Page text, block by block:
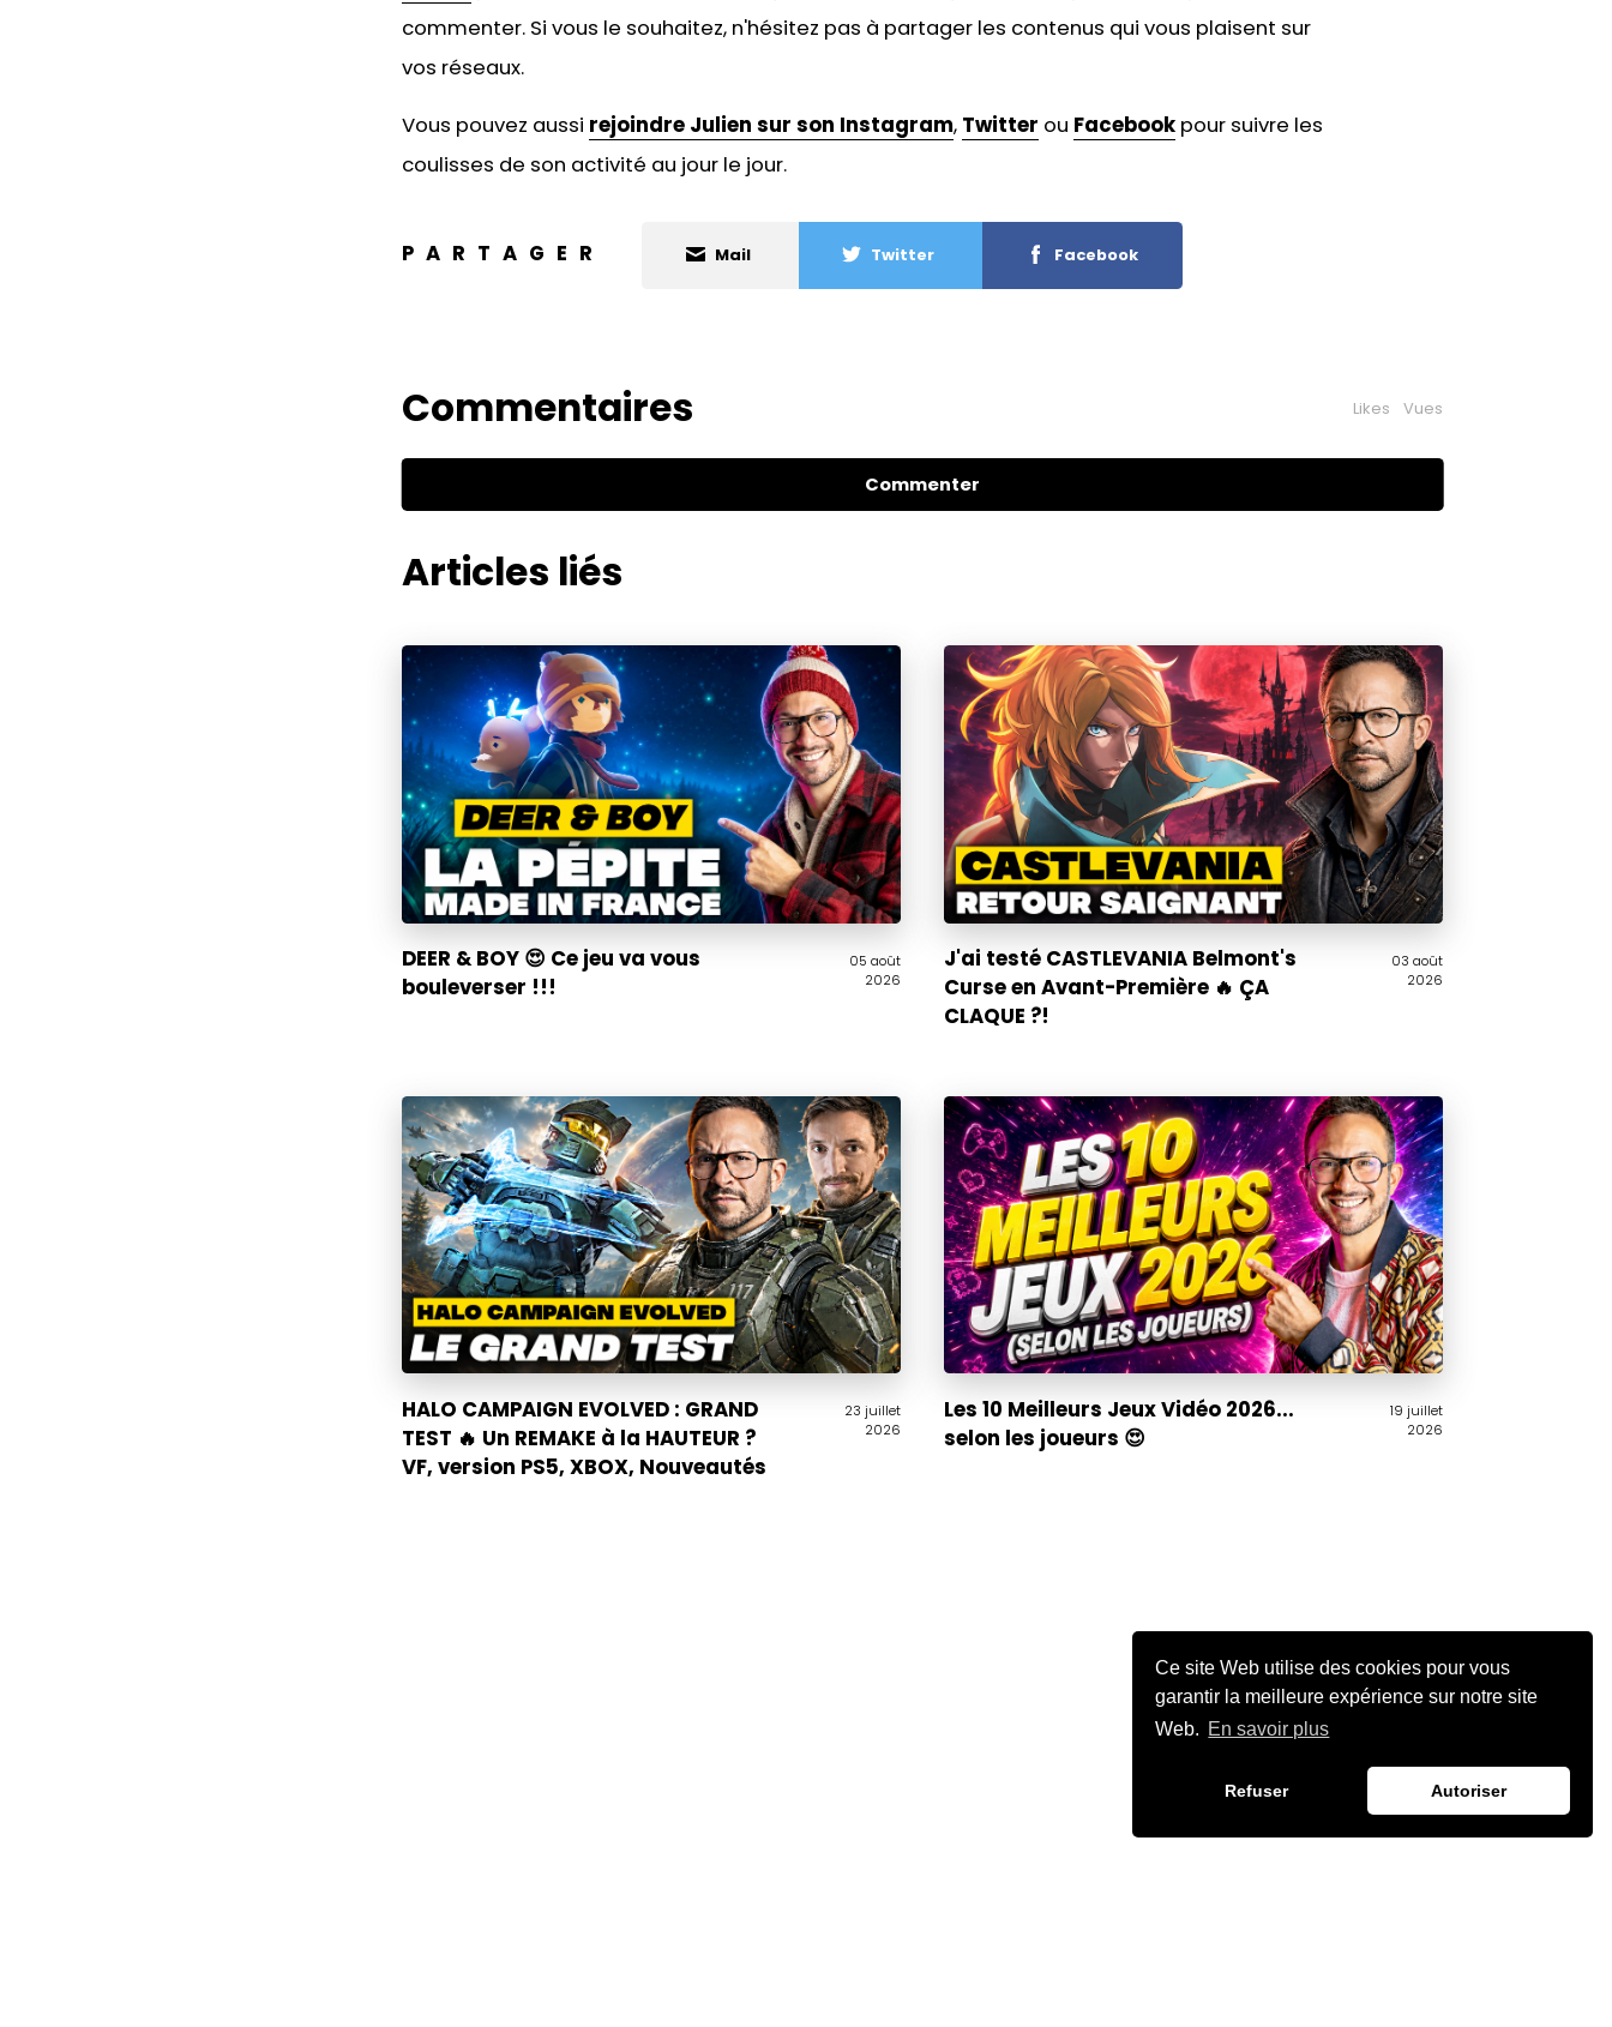
Ce site Web utilise des cookies pour vous
garantir la meilleure expérience sur notre site
Web. En savoir plus
Refuser Autoriser
commenter. Si vous le souhaitez, n'hésitez pas à partager les contenus qui vous plaisent sur
vos réseaux.
Vous pouvez aussi rejoindre Julien sur son Instagram, Twitter ou Facebookpour suivre les
coulisses de son activité au jour le jour.
PARTAGER Mail Twitter Facebook
Commentaires Likes Vues
Commenter
Articles liés
05 août
2026
DEER & BOY 😍 Ce jeu va vous
bouleverser !!!
03 août
2026
J'ai testé CASTLEVANIA Belmont's
Curse en Avant-Première 🔥 ÇA
CLAQUE ?!
23 juillet
2026
HALO CAMPAIGN EVOLVED : GRAND
TEST 🔥 Un REMAKE à la HAUTEUR ?
VF, version PS5, XBOX, Nouveautés
19 juillet
2026
Les 10 Meilleurs Jeux Vidéo 2026...
selon les joueurs 😍